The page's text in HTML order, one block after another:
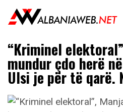
“Kriminel
mundur çdo herë
Ulsi je për të qarë.